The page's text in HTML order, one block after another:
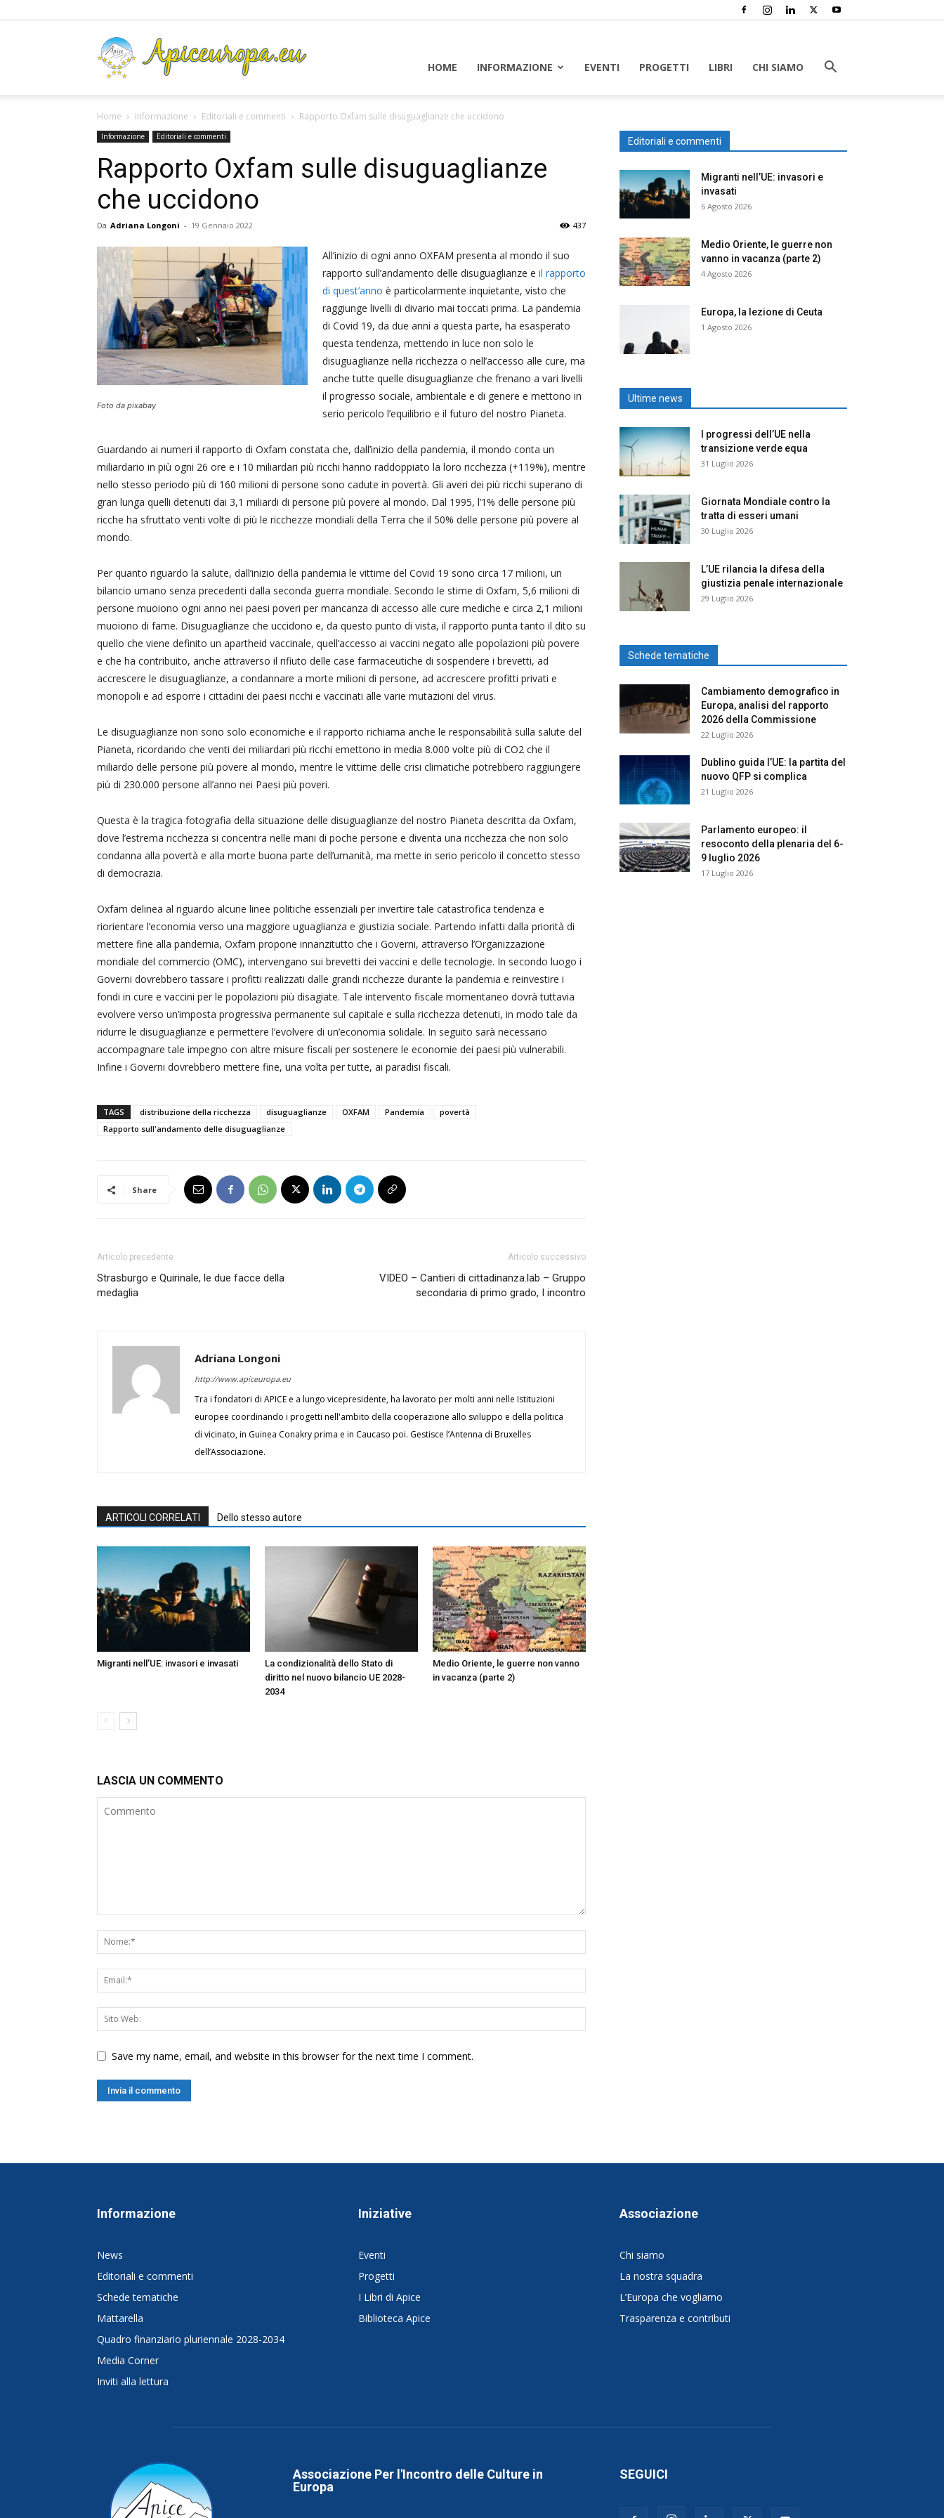
HOME INFORMAZIONE EVENTI PROGETTI LIBRI CHI SIAMO
Home Informazione Editoriali e commenti Rapporto Oxfam sulle disuguaglianze che uccidono
Informazione Editoriali e commenti
Rapporto Oxfam sulle disuguaglianze
che uccidono
Da Adriana Longoni - 19 Gennaio 2022 437
Foto da pixabay
All’inizio di ogni anno OXFAM presenta al mondo il suo
rapporto sull’andamento delle disuguaglianze e il rapporto
di quest’anno è particolarmente inquietante, visto che
raggiunge livelli di divario mai toccati prima. La pandemia
di Covid 19, da due anni a questa parte, ha esasperato
questa tendenza, mettendo in luce non solo le
disuguaglianze nella ricchezza o nell’accesso alle cure, ma
anche tutte quelle disuguaglianze che frenano a vari livelli
il progresso sociale, ambientale e di genere e mettono in
serio pericolo l’equilibrio e il futuro del nostro Pianeta.
Guardando ai numeri il rapporto di Oxfam constata che, dall’inizio della pandemia, il mondo conta un
miliardario in più ogni 26 ore e i 10 miliardari più ricchi hanno raddoppiato la loro ricchezza (+119%), mentre
nello stesso periodo più di 160 milioni di persone sono cadute in povertà. Gli averi dei più ricchi superano di
gran lunga quelli detenuti dai 3,1 miliardi di persone più povere al mondo. Dal 1995, l’1% delle persone più
ricche ha sfruttato venti volte di più le ricchezze mondiali della Terra che il 50% delle persone più povere al
mondo.
Per quanto riguardo la salute, dall’inizio della pandemia le vittime del Covid 19 sono circa 17 milioni, un
bilancio umano senza precedenti dalla seconda guerra mondiale. Secondo le stime di Oxfam, 5,6 milioni di
persone muoiono ogni anno nei paesi poveri per mancanza di accesso alle cure mediche e circa 2,1 milioni
muoiono di fame. Disuguaglianze che uccidono e, da questo punto di vista, il rapporto punta tanto il dito su
quello che viene definito un apartheid vaccinale, quell’accesso ai vaccini negato alle popolazioni più povere
e che ha contribuito, anche attraverso il rifiuto delle case farmaceutiche di sospendere i brevetti, ad
accrescere le disuguaglianze, a condannare a morte milioni di persone, ad accrescere profitti privati e
monopoli e ad esporre i cittadini dei paesi ricchi e vaccinati alle varie mutazioni del virus.
Le disuguaglianze non sono solo economiche e il rapporto richiama anche le responsabilità sulla salute del
Pianeta, ricordando che venti dei miliardari più ricchi emettono in media 8.000 volte più di CO2 che il
miliardo delle persone più povere al mondo, mentre le vittime delle crisi climatiche potrebbero raggiungere
più di 230.000 persone all’anno nei Paesi più poveri.
Questa è la tragica fotografia della situazione delle disuguaglianze del nostro Pianeta descritta da Oxfam,
dove l’estrema ricchezza si concentra nelle mani di poche persone e diventa una ricchezza che non solo
condanna alla povertà e alla morte buona parte dell’umanità, ma mette in serio pericolo il concetto stesso
di democrazia.
Oxfam delinea al riguardo alcune linee politiche essenziali per invertire tale catastrofica tendenza e
riorientare l’economia verso una maggiore uguaglianza e giustizia sociale. Partendo infatti dalla priorità di
mettere fine alla pandemia, Oxfam propone innanzitutto che i Governi, attraverso l’Organizzazione
mondiale del commercio (OMC), intervengano sui brevetti dei vaccini e delle tecnologie. In secondo luogo i
Governi dovrebbero tassare i profitti realizzati dalle grandi ricchezze durante la pandemia e reinvestire i
fondi in cure e vaccini per le popolazioni più disagiate. Tale intervento fiscale momentaneo dovrà tuttavia
evolvere verso un’imposta progressiva permanente sul capitale e sulla ricchezza detenuti, in modo tale da
ridurre le disuguaglianze e permettere l’evolvere di un’economia solidale. In seguito sarà necessario
accompagnare tale impegno con altre misure fiscali per sostenere le economie dei paesi più vulnerabili.
Infine i Governi dovrebbero mettere fine, una volta per tutte, ai paradisi fiscali.
TAGS distribuzione della ricchezza disuguaglianze OXFAM Pandemia
povertà
Rapporto sull'andamento delle disuguaglianze
Share
Articolo precedente
Strasburgo e Quirinale, le due facce della
medaglia
Articolo successivo
VIDEO – Cantieri di cittadinanza.lab – Gruppo
secondaria di primo grado, I incontro
Adriana Longoni
http://www.apiceuropa.eu
Tra i fondatori di APICE e a lungo vicepresidente, ha lavorato per molti anni nelle Istituzioni
europee coordinando i progetti nell'ambito della cooperazione allo sviluppo e della politica
di vicinato, in Guinea Conakry prima e in Caucaso poi. Gestisce l’Antenna di Bruxelles
dell’Associazione.
ARTICOLI CORRELATI Dello stesso autore
Migranti nell’UE: invasori e invasati
La condizionalità dello Stato di
diritto nel nuovo bilancio UE 2028-
2034
Medio Oriente, le guerre non vanno
in vacanza (parte 2)
LASCIA UN COMMENTO
Save my name, email, and website in this browser for the next time I comment.
Editoriali e commenti
Migranti nell’UE: invasori e
invasati
6 Agosto 2026
Medio Oriente, le guerre non
vanno in vacanza (parte 2)
4 Agosto 2026
Europa, la lezione di Ceuta
1 Agosto 2026
Ultime news
I progressi dell’UE nella
transizione verde equa
31 Luglio 2026
Giornata Mondiale contro la
tratta di esseri umani
30 Luglio 2026
L’UE rilancia la difesa della
giustizia penale internazionale
29 Luglio 2026
Schede tematiche
Cambiamento demografico in
Europa, analisi del rapporto
2026 della Commissione
22 Luglio 2026
Dublino guida l’UE: la partita del
nuovo QFP si complica
21 Luglio 2026
Parlamento europeo: il
resoconto della plenaria del 6-
9 luglio 2026
17 Luglio 2026
Informazione
News
Editoriali e commenti
Schede tematiche
Mattarella
Quadro finanziario pluriennale 2028-2034
Media Corner
Inviti alla lettura
Iniziative
Eventi
Progetti
I Libri di Apice
Biblioteca Apice
Associazione
Chi siamo
La nostra squadra
L’Europa che vogliamo
Trasparenza e contributi
Associazione Per l'Incontro delle Culture in
Europa
SEGUICI